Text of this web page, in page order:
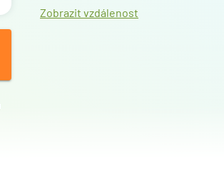
Zobrazit vzdálenost